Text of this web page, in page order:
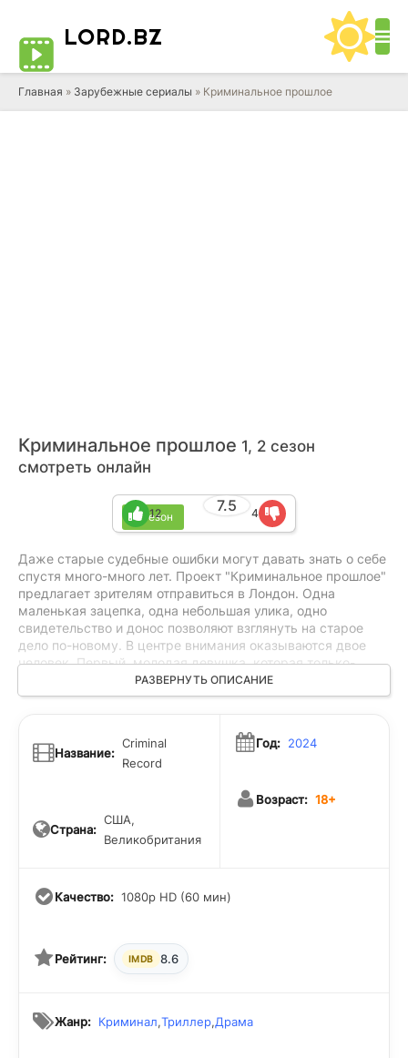
LORD.BZ
Главная » Зарубежные сериалы » Криминальное прошлое
Криминальное прошлое 1, 2 сезон
смотреть онлайн
2 сезон
7.5
12 4
Даже старые судебные ошибки могут давать знать о себе
спустя много-много лет. Проект "Криминальное прошлое"
предлагает зрителям отправиться в Лондон. Одна
маленькая зацепка, одна небольшая улика, одно
свидетельство и донос позволяют взглянуть на старое
дело по-новому. В центре внимания оказываются двое
человек. Первый, молодая девушка, которая только-
только начинает карьеру детектива. Второй – уже более
опытный следователь, который хочет защитить своё
и погрешностей. Действующие лица начинают борьбу за
правду, сталкиваясь в очередной раз с очень старым и
неоднозначным делом.
РАЗВЕРНУТЬ ОПИСАНИЕ
Название:
Criminal
Record
Страна:
США,
Великобритания
Год: 2024
Возраст: 18+
Качество: 1080p HD (60 мин)
Рейтинг: IMDB 8.6
Жанр: Криминал,Триллер,Драма